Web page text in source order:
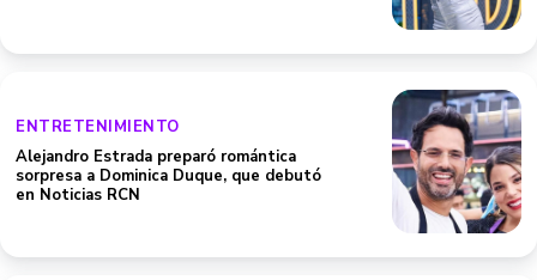
ENTRETENIMIENTO
Alejandro Estrada preparó romántica
sorpresa a Dominica Duque, que debutó
en Noticias RCN